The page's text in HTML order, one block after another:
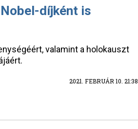
díjként is
valamint a holokauszt
2021. FEBRUÁR 10. 21:38